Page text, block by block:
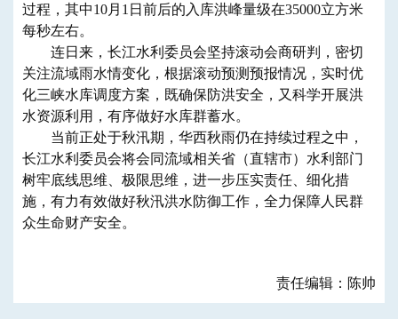
过程，其中10月1日前后的入库洪峰量级在35000立方米
每秒左右。
连日来，长江水利委员会坚持滚动会商研判，密切
关注流域雨水情变化，根据滚动预测预报情况，实时优
化三峡水库调度方案，既确保防洪安全，又科学开展洪
水资源利用，有序做好水库群蓄水。
当前正处于秋汛期，华西秋雨仍在持续过程之中，
长江水利委员会将会同流域相关省（直辖市）水利部门
树牢底线思维、极限思维，进一步压实责任、细化措
施，有力有效做好秋汛洪水防御工作，全力保障人民群
众生命财产安全。
责任编辑：陈帅